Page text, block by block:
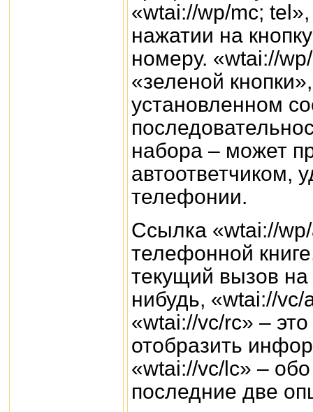
«wtai://wp/mc;
нажатии на
номеру. «wtai://
«зеленой
установленном
набора – может
автоответчиком,
телефонии.
Ссылка «wtai://
телефонной
текущий вызов
нибудь, «wtai://
«wtai://vc/rc» –
отобразить
«wtai://vc/lc» –
последние две